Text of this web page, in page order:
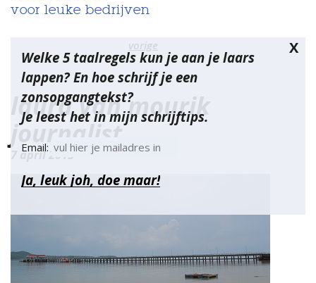
voor leuke bedrijven
X
Welke 5 taalregels kun je aan je laars
lappen? En hoe schrijf je een
zonsopgangtekst?
Je leest het in mijn schrijftips.
Email:
Bericht
navigatie
vorige
laura van mourik
journalist
7 april 2015